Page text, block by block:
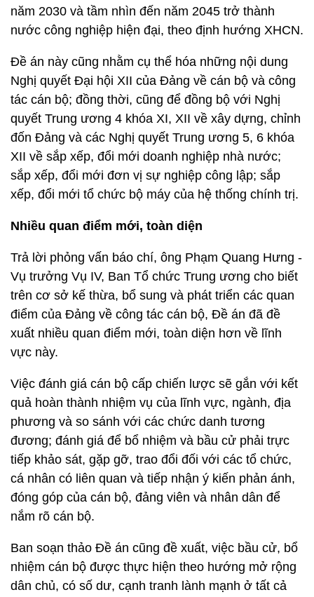
năm 2030 và tầm nhìn đến năm 2045 trở thành
nước công nghiệp hiện đại, theo định hướng XHCN.
Đề án này cũng nhằm cụ thể hóa những nội dung
Nghị quyết Đại hội XII của Đảng về cán bộ và công
tác cán bộ; đồng thời, cũng để đồng bộ với Nghị
quyết Trung ương 4 khóa XI, XII về xây dựng, chỉnh
đốn Đảng và các Nghị quyết Trung ương 5, 6 khóa
XII về sắp xếp, đổi mới doanh nghiệp nhà nước;
sắp xếp, đổi mới đơn vị sự nghiệp công lập; sắp
xếp, đổi mới tổ chức bộ máy của hệ thống chính trị.
Nhiều quan điểm mới, toàn diện
Trả lời phỏng vấn báo chí, ông Phạm Quang Hưng -
Vụ trưởng Vụ IV, Ban Tổ chức Trung ương cho biết
trên cơ sở kế thừa, bổ sung và phát triển các quan
điểm của Đảng về công tác cán bộ, Đề án đã đề
xuất nhiều quan điểm mới, toàn diện hơn về lĩnh
vực này.
Việc đánh giá cán bộ cấp chiến lược sẽ gắn với kết
quả hoàn thành nhiệm vụ của lĩnh vực, ngành, địa
phương và so sánh với các chức danh tương
đương; đánh giá để bổ nhiệm và bầu cử phải trực
tiếp khảo sát, gặp gỡ, trao đổi đối với các tổ chức,
cá nhân có liên quan và tiếp nhận ý kiến phản ánh,
đóng góp của cán bộ, đảng viên và nhân dân để
nắm rõ cán bộ.
Ban soạn thảo Đề án cũng đề xuất, việc bầu cử, bổ
nhiệm cán bộ được thực hiện theo hướng mở rộng
dân chủ, có số dư, cạnh tranh lành mạnh ở tất cả